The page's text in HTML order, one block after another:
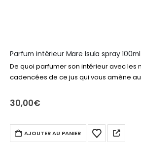
Parfum intérieur Mare Isula spray 100ml
De quoi parfumer son intérieur avec les
cadencées de ce jus qui vous amène
30,00€
AJOUTER AU PANIER